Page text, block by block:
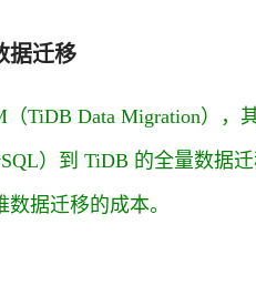
据迁移
TiDB Data Migration），
）到 TiDB 的全量数据
据迁移的成本。